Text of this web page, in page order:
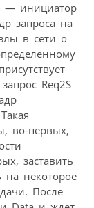
— инициатор
запроса на
в сети о
Req2S
во-первых,
заставить
на некоторое
После